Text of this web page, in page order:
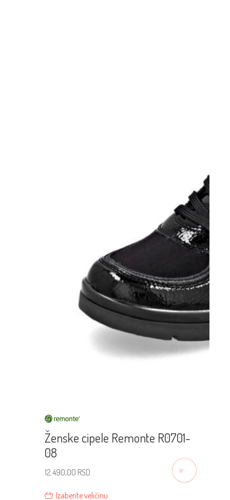
Ženske cipele Remonte R0701-
08
12.490,00 RSD
Izaberite veličinu